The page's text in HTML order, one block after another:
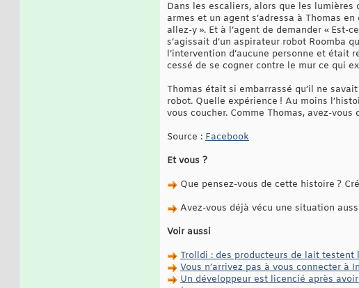
Dans les escaliers, alors que les
armes et un agent s’adressa à Thomas
allez-y ». Et à l’agent de demander «
s’agissait d’un aspirateur robot Roomba
l’intervention d’aucune personne et était
cessé de se cogner contre le mur ce qui
Thomas était si embarrassé qu’il ne
robot. Quelle expérience ! Au moins
vous coucher. Comme Thomas, avez-
Source : Facebook
Et vous ?
Que pensez-vous de cette histoire ?
Avez-vous déjà vécu une situation
Voir aussi
Trolldi : des producteurs de lait
Vous n’arrivez pas à vous connecter à
Un développeur est licencié après